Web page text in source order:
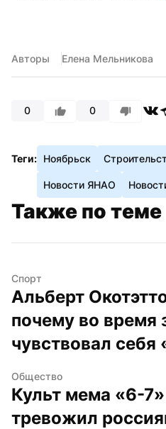
Авторы Елена Мельникова
0 0
Теги: Ноябрьск
Новости ЯНАО
Также по теме
Спорт
Альберт
почему во время
чувствовал себя
Общество
Культ мема «6-
тревожил